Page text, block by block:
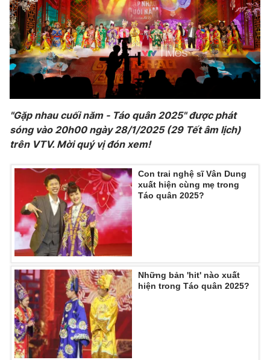
"Gặp nhau cuối năm - Táo quân 2025" được phát
sóng vào 20h00 ngày 28/1/2025 (29 Tết âm lịch)
trên VTV. Mời quý vị đón xem!
Con trai nghệ sĩ Vân Dung
xuất hiện cùng mẹ trong
Táo quân 2025?
Những bản 'hit' nào xuất
hiện trong Táo quân 2025?